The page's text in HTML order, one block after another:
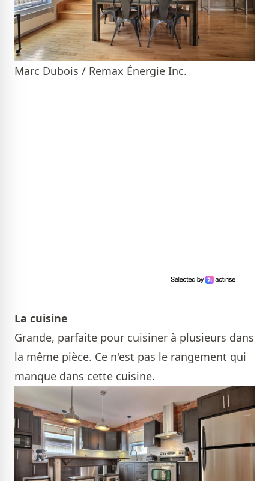
Marc Dubois / Remax Énergie Inc.
La cuisine
Grande, parfaite pour cuisiner à plusieurs dans
la même pièce. Ce n'est pas le rangement qui
manque dans cette cuisine.